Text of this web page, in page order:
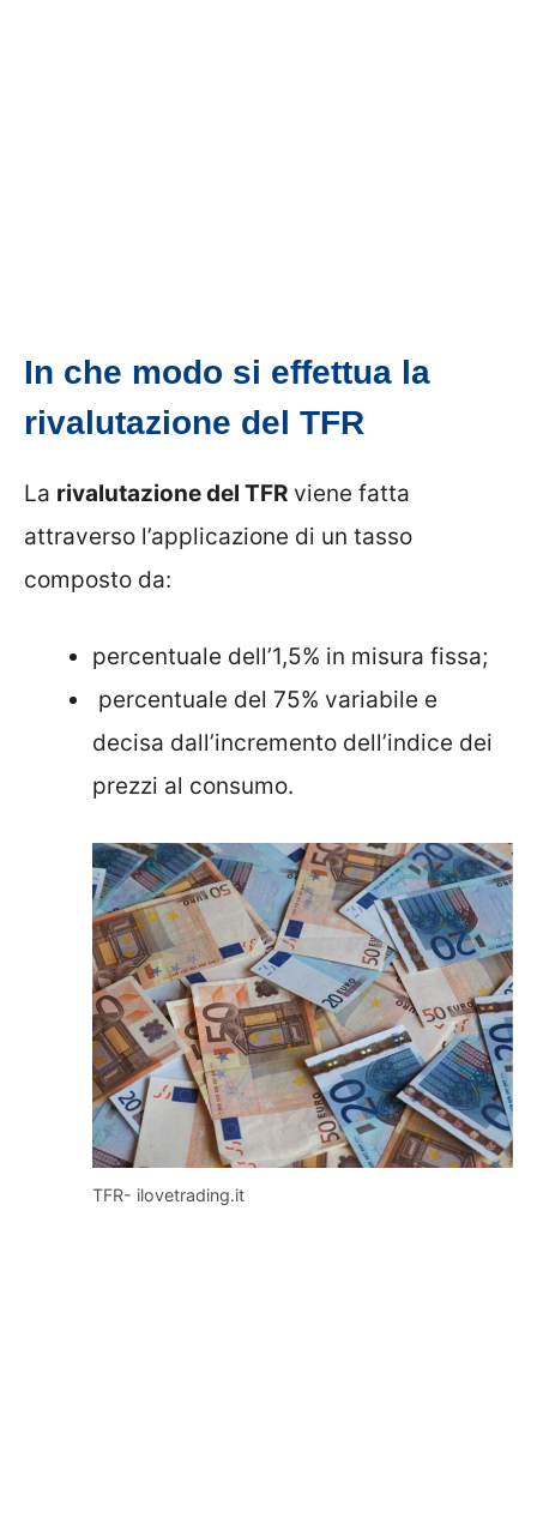
In che modo si effettua la
rivalutazione del TFR
La rivalutazione del TFR viene fatta
attraverso l’applicazione di un tasso
composto da:
percentuale dell’1,5% in misura fissa;
percentuale del 75% variabile e
decisa dall’incremento dell’indice dei
prezzi al consumo.
TFR- ilovetrading.it